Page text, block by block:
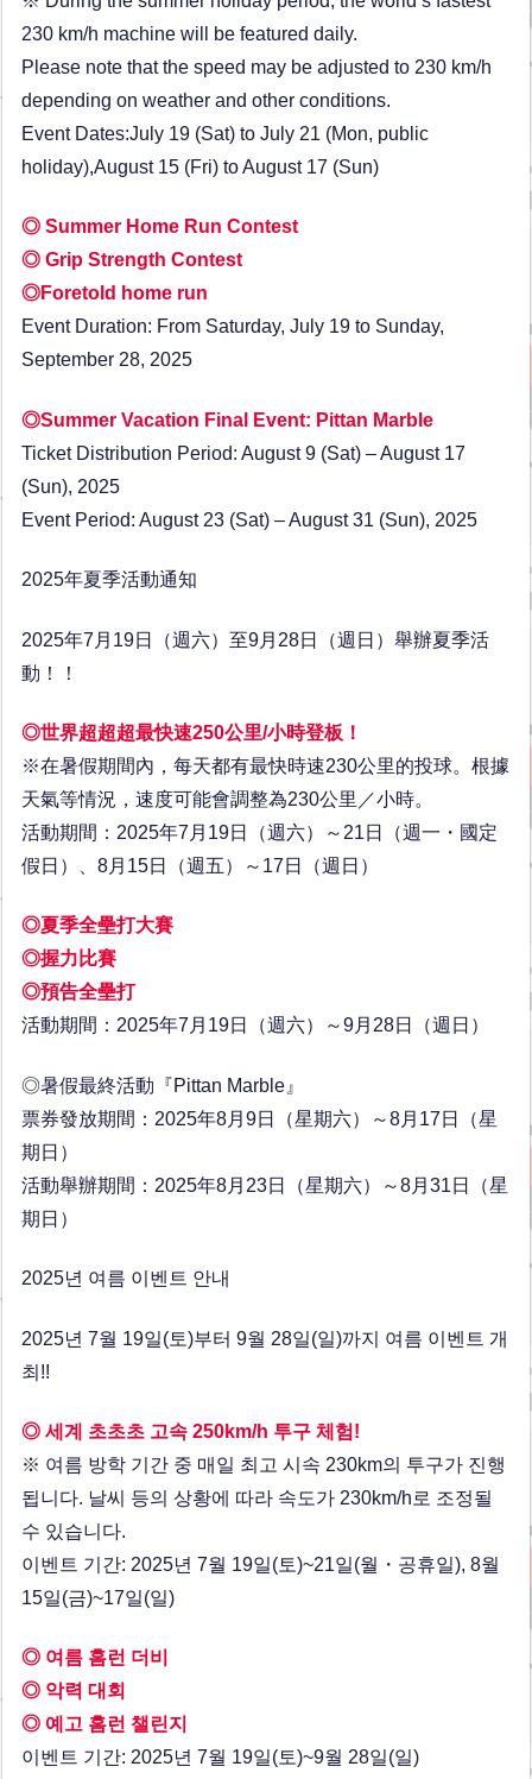
230 km/h machine will be featured daily.
Please note that the speed may be adjusted to 230 km/h
depending on weather and other conditions.
Event Dates:July 19 (Sat) to July 21 (Mon, public
holiday),August 15 (Fri) to August 17 (Sun)
◎ Summer Home Run Contest
◎ Grip Strength Contest
◎Foretold home run
Event Duration: From Saturday, July 19 to Sunday,
September 28, 2025
◎Summer Vacation Final Event: Pittan Marble
Ticket Distribution Period: August 9 (Sat) – August 17
(Sun), 2025
Event Period: August 23 (Sat) – August 31 (Sun), 2025
2025年夏季活動通知
2025年7月19日（週六）至9月28日（週日）舉辦夏季活
動！！
◎世界超超超最快速250公里/小時登板！
※在暑假期間內，每天都有最快時速230公里的投球。根據
天氣等情況，速度可能會調整為230公里／小時。
活動期間：2025年7月19日（週六）～21日（週一・國定
假日）、8月15日（週五）～17日（週日）
◎夏季全壘打大賽
◎握力比賽
◎預告全壘打
活動期間：2025年7月19日（週六）～9月28日（週日）
◎暑假最終活動『Pittan Marble』
票券發放期間：2025年8月9日（星期六）～8月17日（星
期日）
活動舉辦期間：2025年8月23日（星期六）～8月31日（星
期日）
2025년 여름 이벤트 안내
2025년 7월 19일(토)부터 9월 28일(일)까지 여름 이벤트 개
최!!
◎ 세계 초초초 고속 250km/h 투구 체험!
※ 여름 방학 기간 중 매일 최고 시속 230km의 투구가 진행
됩니다. 날씨 등의 상황에 따라 속도가 230km/h로 조정될
수 있습니다.
이벤트 기간: 2025년 7월 19일(토)~21일(월・공휴일), 8월
15일(금)~17일(일)
◎ 여름 홈런 더비
◎ 악력 대회
◎ 예고 홈런 챌린지
이벤트 기간: 2025년 7월 19일(토)~9월 28일(일)